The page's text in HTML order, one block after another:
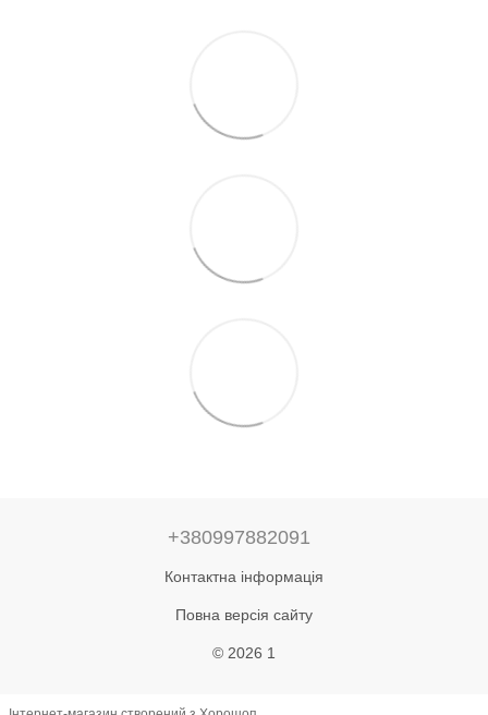
+380997882091
Контактна інформація
Повна версія сайту
© 2026 1